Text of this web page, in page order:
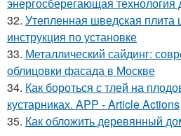
32. Утепленная шведская плита
инструкция по установке
33. Металлический сайдинг:
облицовки фасада в Москве
34. Как бороться с тлей на
кустарниках. APP - Article Actions
35. Как обложить деревянный